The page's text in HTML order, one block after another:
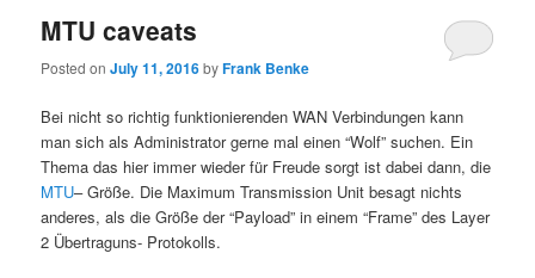
MTU caveats
Posted onJuly 11, 2016byFrank Benke
Bei nicht so richtig funktionierenden WAN Verbindungen kann
man sich als Administrator gerne mal einen “Wolf” suchen. Ein
Thema das hier immer wieder für Freude sorgt ist dabei dann, die
MTU– Größe. Die Maximum Transmission Unit besagt nichts
anderes, als die Größe der “Payload” in einem “Frame” des Layer
2 Übertraguns- Protokolls.